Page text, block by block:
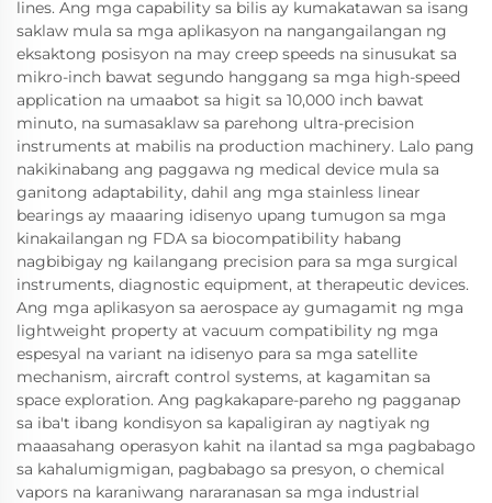
lines. Ang mga capability sa bilis ay kumakatawan sa isang
saklaw mula sa mga aplikasyon na nangangailangan ng
eksaktong posisyon na may creep speeds na sinusukat sa
mikro-inch bawat segundo hanggang sa mga high-speed
application na umaabot sa higit sa 10,000 inch bawat
minuto, na sumasaklaw sa parehong ultra-precision
instruments at mabilis na production machinery. Lalo pang
nakikinabang ang paggawa ng medical device mula sa
ganitong adaptability, dahil ang mga stainless linear
bearings ay maaaring idisenyo upang tumugon sa mga
kinakailangan ng FDA sa biocompatibility habang
nagbibigay ng kailangang precision para sa mga surgical
instruments, diagnostic equipment, at therapeutic devices.
Ang mga aplikasyon sa aerospace ay gumagamit ng mga
lightweight property at vacuum compatibility ng mga
espesyal na variant na idisenyo para sa mga satellite
mechanism, aircraft control systems, at kagamitan sa
space exploration. Ang pagkakapare-pareho ng pagganap
sa iba't ibang kondisyon sa kapaligiran ay nagtiyak ng
maaasahang operasyon kahit na ilantad sa mga pagbabago
sa kahalumigmigan, pagbabago sa presyon, o chemical
vapors na karaniwang nararanasan sa mga industrial